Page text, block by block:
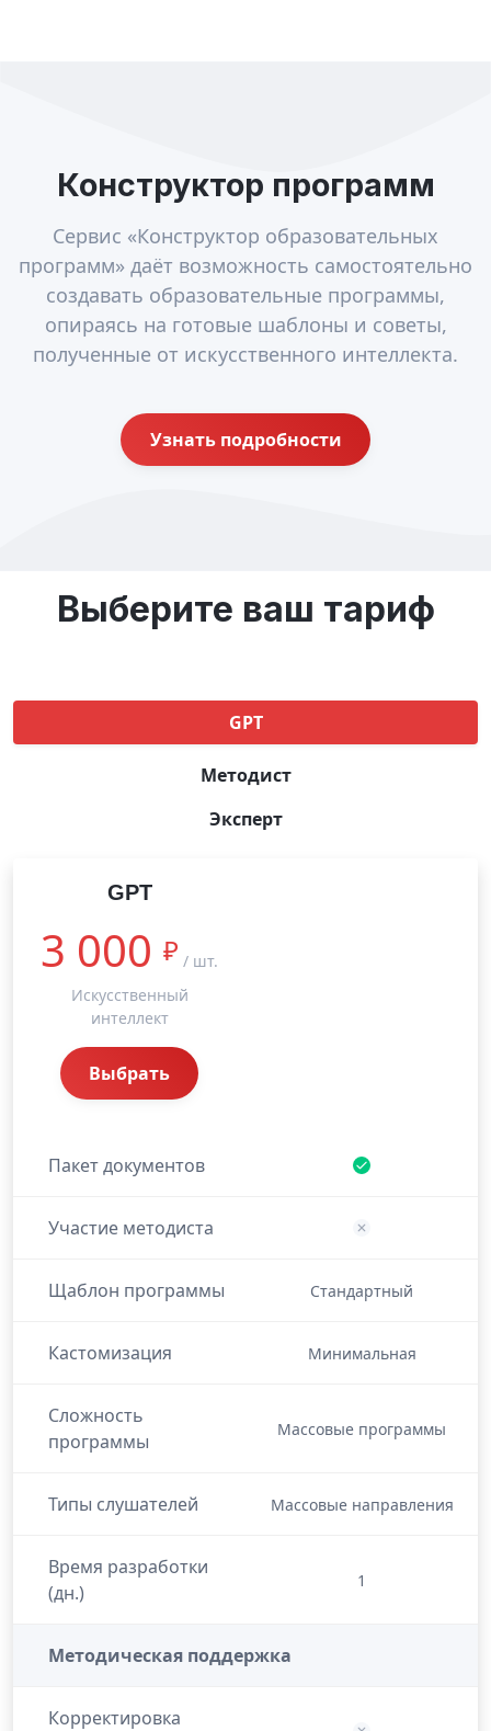
Конструктор программ
Сервис «Конструктор образовательных
программ» даёт возможность самостоятельно
создавать образовательные программы,
опираясь на готовые шаблоны и советы,
полученные от искусственного интеллекта.
Узнать подробности
Выберите ваш тариф
GPT
Методист
Эксперт
GPT
3 000 ₽ / шт.
Искусственный
интеллект
Выбрать
Пакет документов
Участие методиста
Щаблон программы Стандартный
Кастомизация Минимальная
Сложность
программы
Массовые программы
Типы слушателей Массовые направления
Время разработки
(дн.)
1
Методическая поддержка
Корректировка